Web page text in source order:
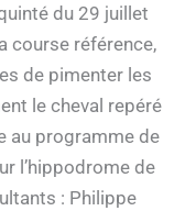
du 29 juillet
course référence,
de pimenter les
le cheval repéré
au programme de
l’hippodrome de
: Philippe